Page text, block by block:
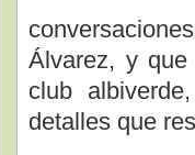
Álvarez, y
club
detalles que